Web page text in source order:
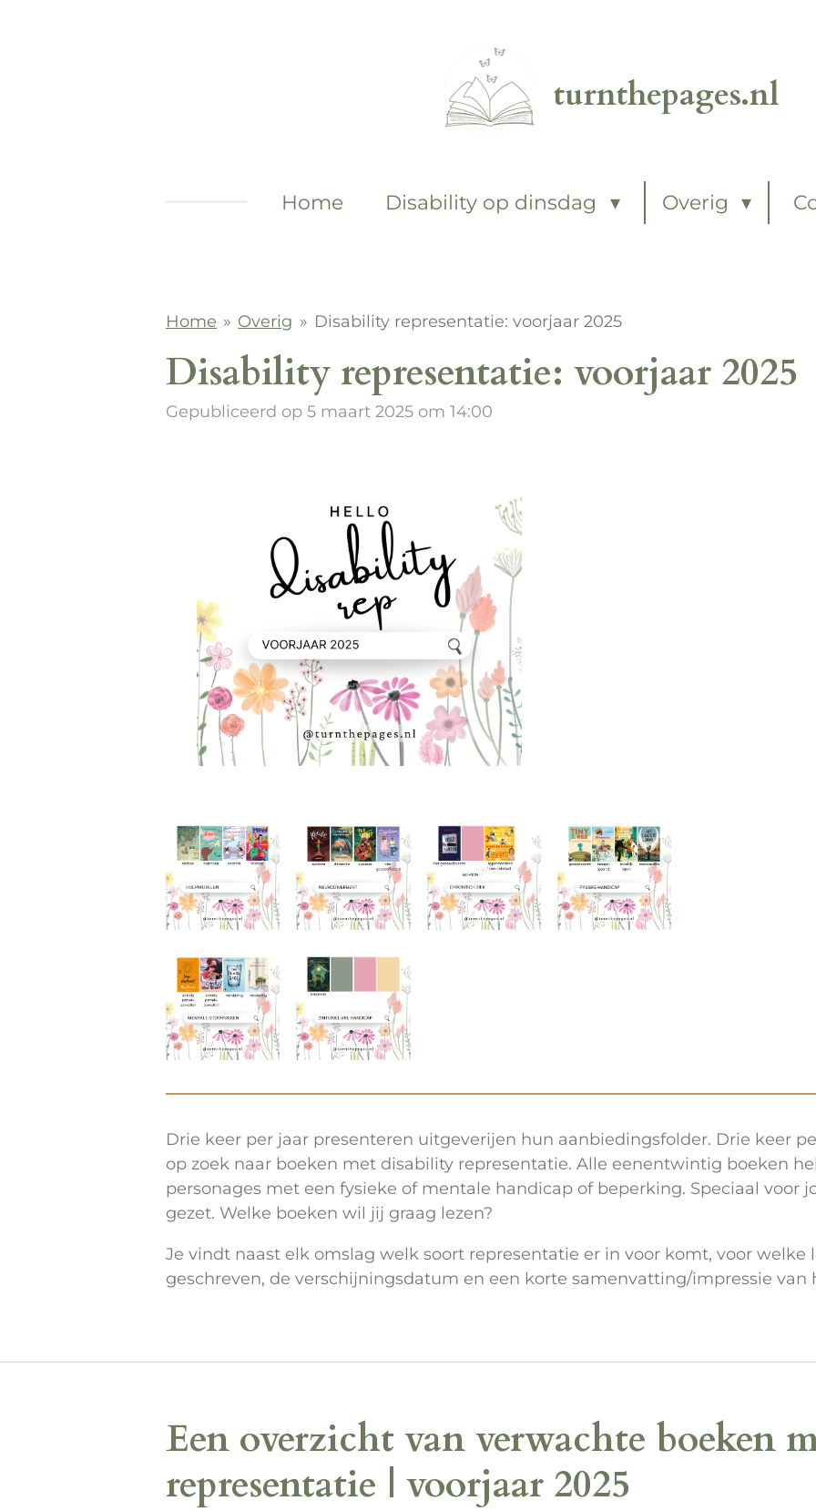
turnthepages.nl
Home Disability op dinsdag Overig
Home » Overig » Disability representatie: voorjaar 2025
Disability representatie: voorjaar 2025
Gepubliceerd op 5 maart 2025 om 14:00
Drie keer per jaar presenteren uitgeverijen hun aanbiedingsfolder. Drie keer
op zoek naar boeken met disability representatie. Alle eenentwintig boeken
personages met een fysieke of mentale handicap of beperking. Speciaal voor
gezet. Welke boeken wil jij graag lezen?
Je vindt naast elk omslag welk soort representatie er in voor komt, voor welke
geschreven, de verschijningsdatum en een korte samenvatting/impressie van
Een overzicht van verwachte boeken
representatie | voorjaar 2025